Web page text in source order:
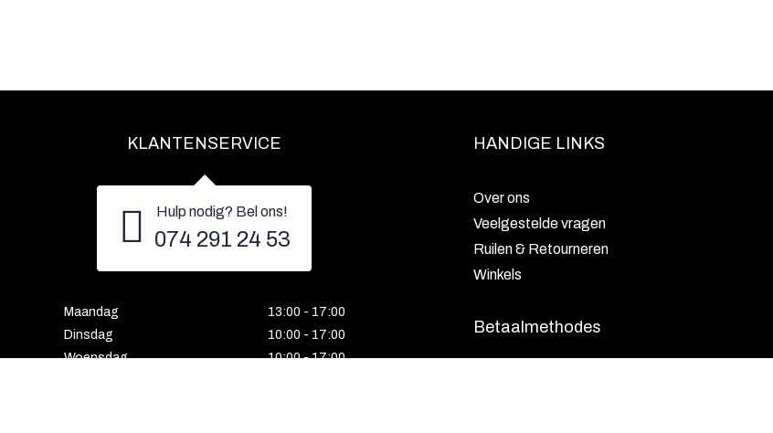
KLANTENSERVICE
Hulp nodig? Bel ons!
074 291 24 53
Maandag
13:00 - 17:00
Dinsdag
10:00 - 17:00
Woensdag
10:00 - 17:00
HANDIGE LINKS
Over ons
Veelgestelde vragen
Ruilen & Retourneren
Winkels
Betaalmethodes